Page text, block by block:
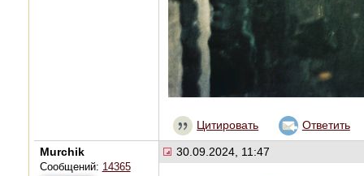
Цитировать Ответить
Murchik
Сообщений: 14365
30.09.2024, 11:47